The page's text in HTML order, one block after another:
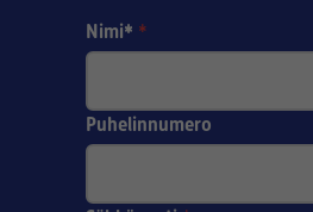
Nimi* *
Puhelinnumero